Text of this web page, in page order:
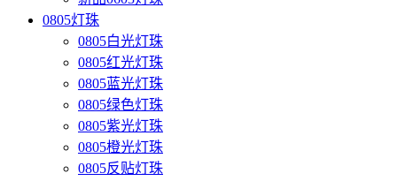
0805灯珠
0805白光灯珠
0805红光灯珠
0805蓝光灯珠
0805绿色灯珠
0805紫光灯珠
0805橙光灯珠
0805反贴灯珠